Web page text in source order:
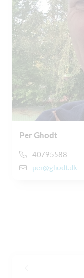
Per Ghodt
40795588
per@ghodt.dk